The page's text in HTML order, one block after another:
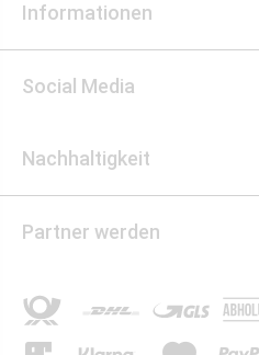
Informationen
Social Media
Nachhaltigkeit
Partner werden